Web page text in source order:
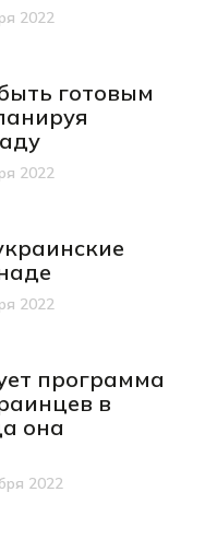
2022
готовым
2022
2022
программа
в
она
2022